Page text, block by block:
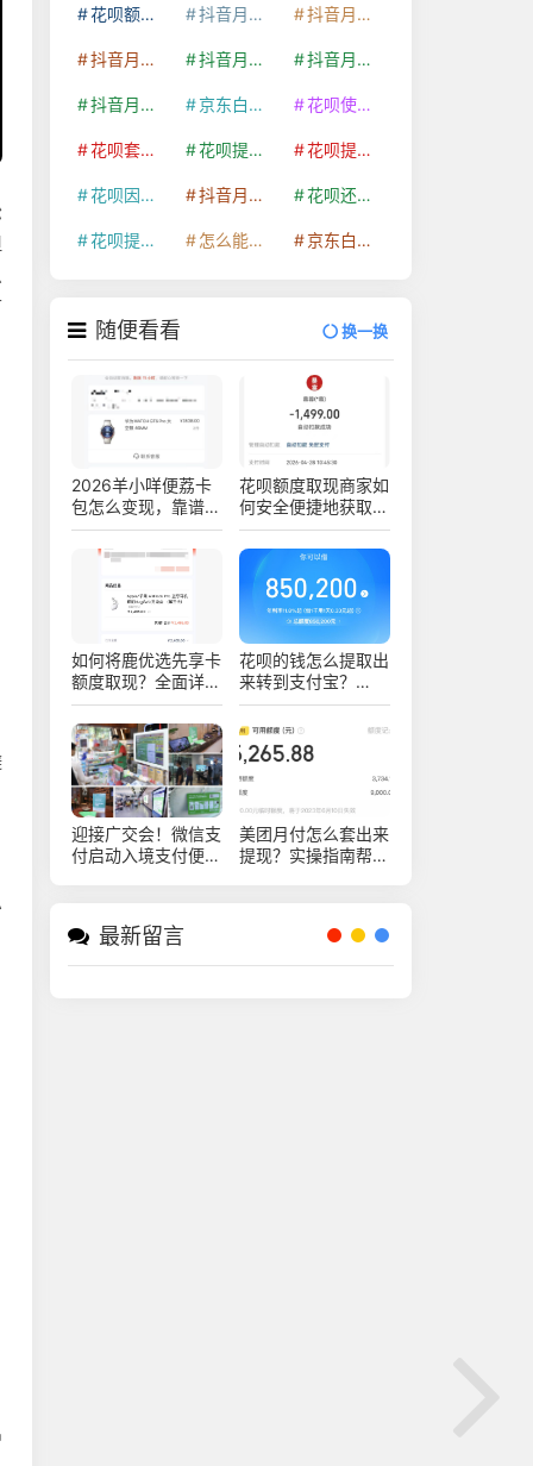
花呗额度提升 抖音月付套现24小时接单 抖音月付套现怎么套
抖音月付套现多少手续费 抖音月付套现商家有哪些 抖音月付套现30秒技巧
抖音月付套现最新方法 京东白条额度提升 花呗使用技巧
花呗套取现金最佳方法 花呗提额技巧 花呗提现怎么操作
花呗因为套现被限额了这种情况要多久才会好 抖音月付套现秒回100起 花呗还款技巧
花呗提现到银行卡 怎么能把京东白条额度钱套出来 京东白条套出来手续费多少
随便看看 换一换
2026羊小咩便荔卡
包怎么变现，靠谱商
家实操流程讲解
花呗额度取现商家如
何安全便捷地获取现
金？七个方法和四个
注意事项要知道！
如何将鹿优选先享卡
额度取现？全面详解
及实用技巧
花呗的钱怎么提取出
来转到支付宝？
2026年具体步骤是
什么？
迎接广交会！微信支
付启动入境支付便利
美团月付怎么套出来
提现？实操指南帮你
最新留言